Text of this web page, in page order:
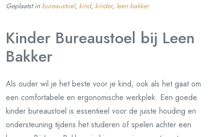
Geplaatst in bureaustoel, kind, kinder, leen bakker
Kinder Bureaustoel bij Leen
Bakker
Als ouder wil je het beste voor je kind, ook als het gaat om
een comfortabele en ergonomische werkplek. Een goede
kinder bureaustoel is essentieel voor de juiste houding en
ondersteuning tijdens het studeren of spelen achter een